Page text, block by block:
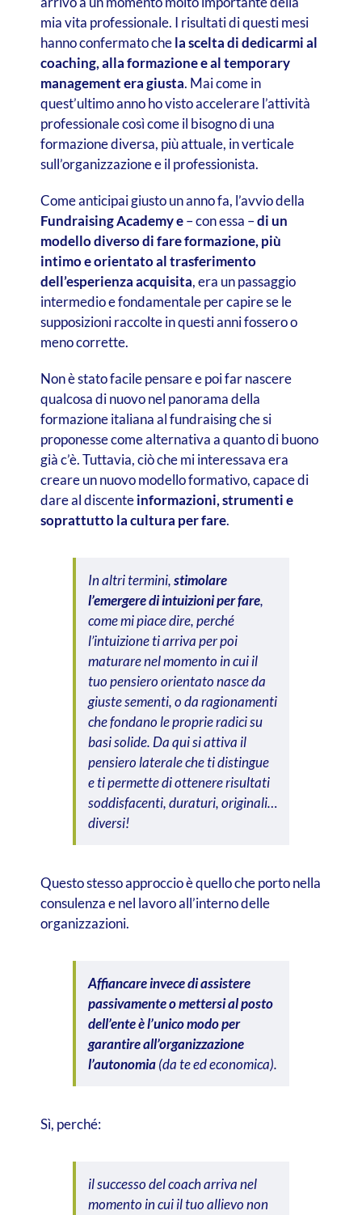
mia vita professionale. I risultati di questi mesi
hanno confermato chela scelta di dedicarmi al
coaching, alla formazione e al temporary
management era giusta. Mai come in
quest’ultimo anno ho visto accelerare l’attività
professionale così come il bisogno di una
formazione diversa, più attuale, in verticale
sull’organizzazione e il professionista.
Come anticipai giusto un anno fa, l’avvio della
Fundraising Academy e– con essa –di un
modello diverso di fare formazione, più
intimo e orientato al trasferimento
dell’esperienza acquisita, era un passaggio
intermedio e fondamentale per capire se le
supposizioni raccolte in questi anni fossero o
meno corrette.
Non è stato facile pensare e poi far nascere
qualcosa di nuovo nel panorama della
formazione italiana al fundraising che si
proponesse come alternativa a quanto di buono
già c’è. Tuttavia, ciò che mi interessava era
creare un nuovo modello formativo, capace di
dare al discenteinformazioni, strumenti e
soprattutto la cultura per fare.
In altri termini,stimolare
l’emergere di intuizioni per fare,
come mi piace dire, perché
l’intuizione ti arriva per poi
maturare nel momento in cui il
tuo pensiero orientato nasce da
giuste sementi, o da ragionamenti
che fondano le proprie radici su
basi solide. Da qui si attiva il
pensiero laterale che ti distingue
e ti permette di ottenere risultati
soddisfacenti, duraturi, originali…
diversi!
Questo stesso approccio è quello che porto nella
consulenza e nel lavoro all’interno delle
organizzazioni.
Affiancare invece di assistere
passivamente o mettersi al posto
dell’ente è l’unico modo per
garantire all’organizzazione
l’autonomia(da te ed economica).
Sì, perché:
il successo del coach arriva nel
momento in cui il tuo allievo non